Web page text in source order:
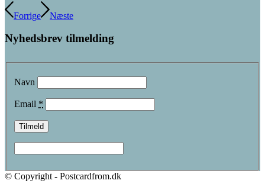
Forrige Næste
Nyhedsbrev tilmelding
Navn
Email *
© Copyright - Postcardfrom.dk